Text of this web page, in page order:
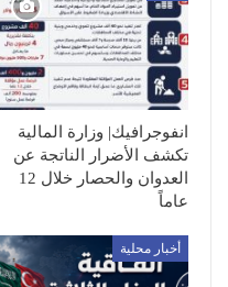
انفوجرافيك| وزارة المالية
تكشف الأضرار الناتجة عن
العدوان والحصار خلال 12
عاماً
أخبار محلية